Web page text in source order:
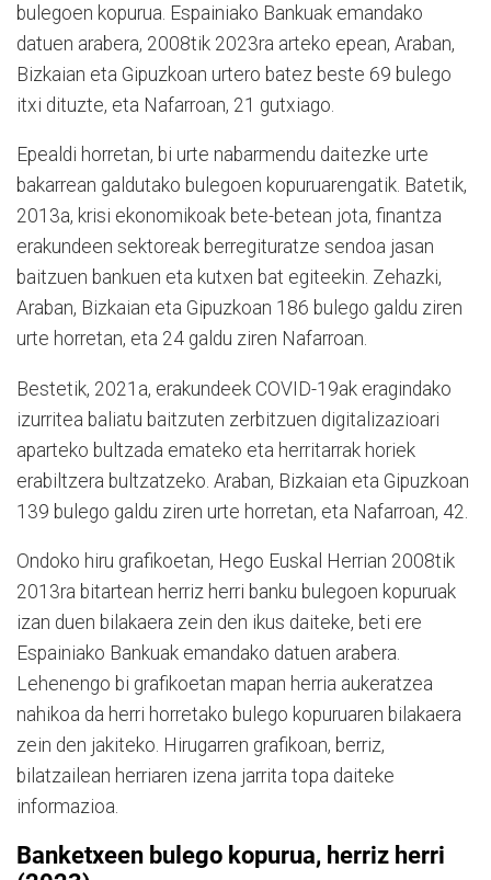
bulegoen kopurua. Espainiako Bankuak emandako
datuen arabera, 2008tik 2023ra arteko epean, Araban,
Bizkaian eta Gipuzkoan urtero batez beste 69 bulego
itxi dituzte, eta Nafarroan, 21 gutxiago.
Epealdi horretan, bi urte nabarmendu daitezke urte
bakarrean galdutako bulegoen kopuruarengatik. Batetik,
2013a, krisi ekonomikoak bete-betean jota, finantza
erakundeen sektoreak berregituratze sendoa jasan
baitzuen bankuen eta kutxen bat egiteekin. Zehazki,
Araban, Bizkaian eta Gipuzkoan 186 bulego galdu ziren
urte horretan, eta 24 galdu ziren Nafarroan.
Bestetik, 2021a, erakundeek COVID-19ak eragindako
izurritea baliatu baitzuten zerbitzuen digitalizazioari
aparteko bultzada emateko eta herritarrak horiek
erabiltzera bultzatzeko. Araban, Bizkaian eta Gipuzkoan
139 bulego galdu ziren urte horretan, eta Nafarroan, 42.
Ondoko hiru grafikoetan, Hego Euskal Herrian 2008tik
2013ra bitartean herriz herri banku bulegoen kopuruak
izan duen bilakaera zein den ikus daiteke, beti ere
Espainiako Bankuak emandako datuen arabera.
Lehenengo bi grafikoetan mapan herria aukeratzea
nahikoa da herri horretako bulego kopuruaren bilakaera
zein den jakiteko. Hirugarren grafikoan, berriz,
bilatzailean herriaren izena jarrita topa daiteke
informazioa.